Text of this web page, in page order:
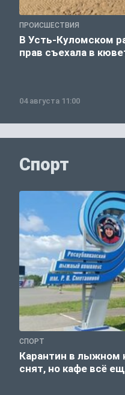
ПРОИСШЕСТВИЯ
В Усть-Куломском
прав съехала в
04 августа 11:00
Спорт
СПОРТ
Карантин в лыжном
снят, но кафе всё